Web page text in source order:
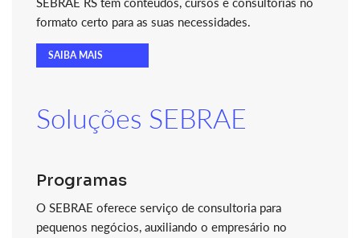
formato certo para as suas necessidades.
SAIBA MAIS
Soluções SEBRAE
Programas
O SEBRAE oferece serviço de consultoria para
pequenos negócios, auxiliando o empresário no